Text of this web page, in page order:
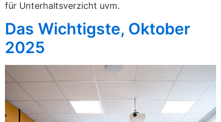
für Unterhaltsverzicht uvm.
Das Wichtigste, Oktober
2025